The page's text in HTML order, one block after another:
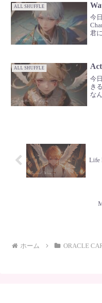
ALL SHUFFLE
今
君
君...
ALL SHUFFLE
今
き
な
Life
ホーム ORACLE